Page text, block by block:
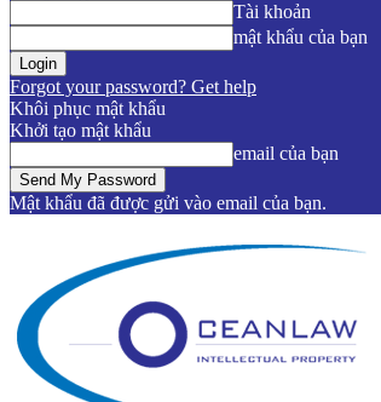
Tài khoản
mật khẩu của bạn
Forgot your password? Get help
Khôi phục mật khẩu
Khởi tạo mật khẩu
email của bạn
Mật khẩu đã được gửi vào email của bạn.